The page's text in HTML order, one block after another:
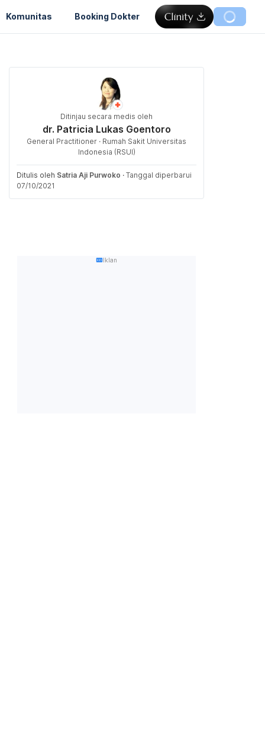
Komunitas Booking Dokter
Ditinjau secara medis oleh
dr. Patricia Lukas Goentoro
General Practitioner · Rumah Sakit Universitas
Indonesia (RSUI)
Ditulis oleh Satria Aji Purwoko · Tanggal diperbarui
07/10/2021
Iklan